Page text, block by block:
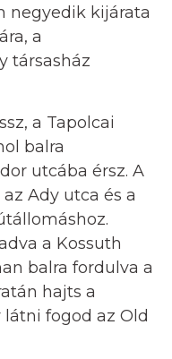
negyedik kijárata
a
társasház
a Tapolcai
balra
utcába érsz. A
Ady utca és a
a Kossuth
balra fordulva a
hajts a
fogod az Old